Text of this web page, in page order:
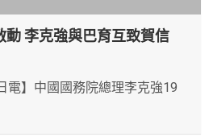
動 李克強與巴育互致賀信
電】中國國務院總理李克強19